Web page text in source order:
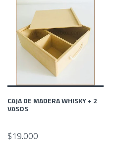
CAJA DE MADERA WHISKY + 2
VASOS
$19.000